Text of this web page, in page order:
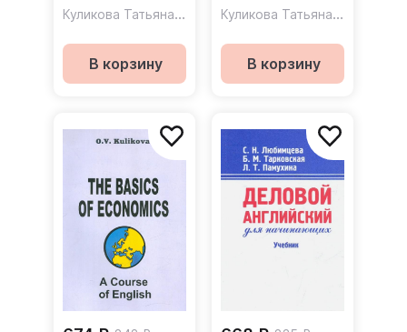
Ч.3. Курс
для ускоренного
обучения
менеджеров
Куликова Татьяна Викторовна
В корзину
Курс немецкого
ускоренного
обучения
менеджеров. Ч.2
Куликова Татьяна Викторовна
В корзину